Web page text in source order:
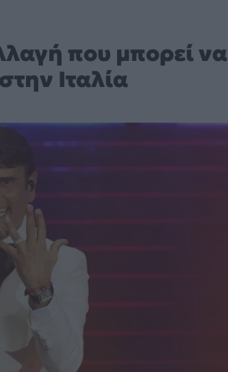
που μπορεί να
Ιταλία